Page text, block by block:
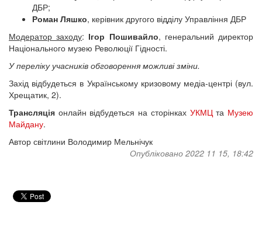
ДБР;
Роман Ляшко, керівник другого відділу Управління ДБР
Модератор заходу: Ігор Пошивайло, генеральний директор
Національного музею Революції Гідності.
У переліку учасників обговорення можливі зміни.
Захід відбудеться в Українському кризовому медіа-центрі (вул.
Хрещатик, 2).
Трансляція онлайн відбудеться на сторінках УКМЦта Музею
Майдану.
Автор світлини Володимир Мельнічук
Опубліковано 2022 11 15, 18:42